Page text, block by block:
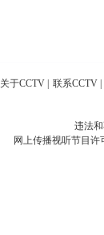
关于CCTV 联系CCTV
违法
网上传播视听节目许